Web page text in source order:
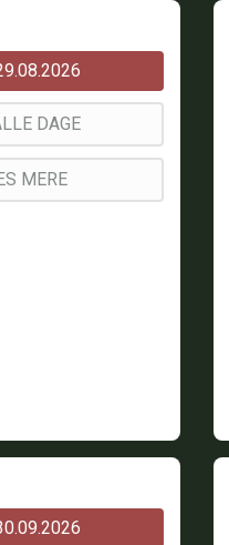
29.08.2026
DAGE
MERE
30.09.2026